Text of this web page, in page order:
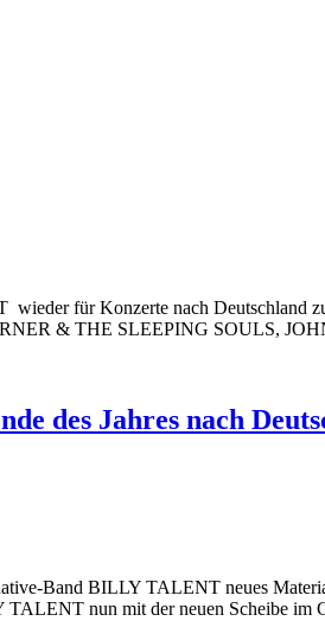
für Konzerte nach Deutschland
& THE SLEEPING SOULS,
des Jahres nach
Band BILLY TALENT neues
TALENT nun mit der neuen Scheibe im